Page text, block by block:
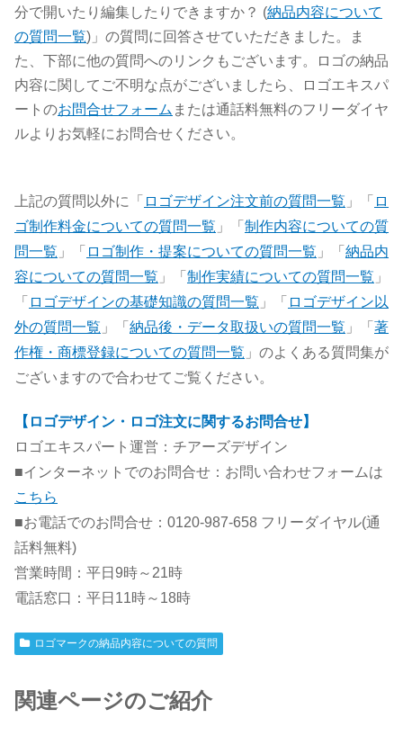
分で開いたり編集したりできますか？ (納品内容について
の質問一覧)」の質問に回答させていただきました。ま
た、下部に他の質問へのリンクもございます。ロゴの納品
内容に関してご不明な点がございましたら、ロゴエキスパ
ートのお問合せフォーム または通話料無料のフリーダイヤ
ルよりお気軽にお問合せください。
上記の質問以外に「 ロゴデザイン注文前の質問一覧 」「 ロ
ゴ制作料金についての質問一覧 」「 制作内容についての質
問一覧 」「 ロゴ制作・提案についての質問一覧 」「 納品内
容についての質問一覧 」「 制作実績についての質問一覧 」
「 ロゴデザインの基礎知識の質問一覧 」「 ロゴデザイン以
外の質問一覧 」「 納品後・データ取扱いの質問一覧 」「 著
作権・商標登録についての質問一覧 」のよくある質問集が
ございますので合わせてご覧ください。
【ロゴデザイン・ロゴ注文に関するお問合せ】
ロゴエキスパート運営：チアーズデザイン
■インターネットでのお問合せ：お問い合わせフォームは
こちら
■お電話でのお問合せ：0120-987-658 フリーダイヤル(通
話料無料)
営業時間：平日9時～21時
電話窓口：平日11時～18時
ロゴマークの納品内容についての質問
関連ページのご紹介